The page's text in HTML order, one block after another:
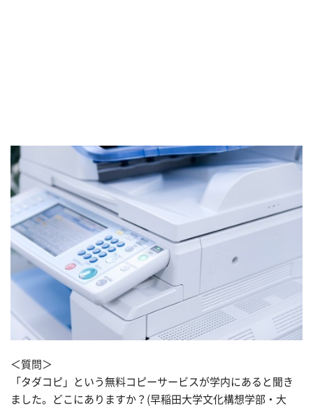
＜質問＞
「タダコピ」という無料コピーサービスが学内にあると聞き
ました。どこにありますか？(早稲田大学文化構想学部・大